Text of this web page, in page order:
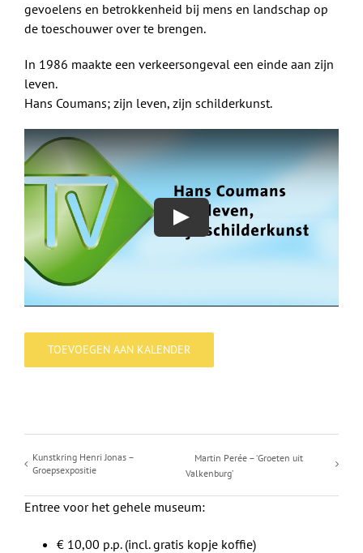
gevoelens en betrokkenheid bij mens en landschap op
de toeschouwer over te brengen.
In 1986 maakte een verkeersongeval een einde aan zijn
leven.
Hans Coumans; zijn leven, zijn schilderkunst.
TOEVOEGEN AAN KALENDER
Kunstkring Henri Jonas –
Groepsexpositie
Martin Perée – ‘Groeten uit
Valkenburg’
Entree voor het gehele museum:
€ 10,00 p.p. (incl. gratis kopje koffie)